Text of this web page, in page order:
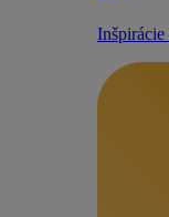
Inšpirácie